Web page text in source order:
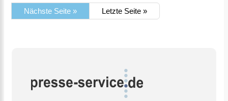
Nächste Seite » Letzte Seite »